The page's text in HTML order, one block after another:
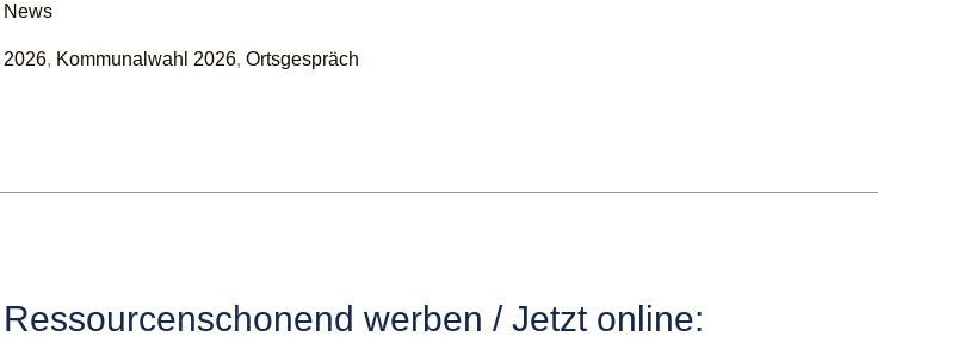
der
heute
News
2026, Kommunalwahl 2026, Ortsgespräch
Ressourcenschonend werben / Jetzt online: